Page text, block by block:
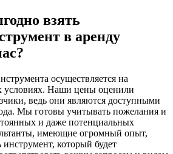
взять
в аренду
осуществляется на
условиях. Наши цены оценили
ведь они являются доступными
Мы готовы учитывать пожелания и
и даже потенциальных
имеющие огромный опыт,
который будет